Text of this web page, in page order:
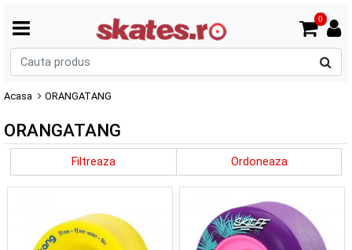
0
Acasa ORANGATANG
ORANGATANG
Filtreaza Ordoneaza